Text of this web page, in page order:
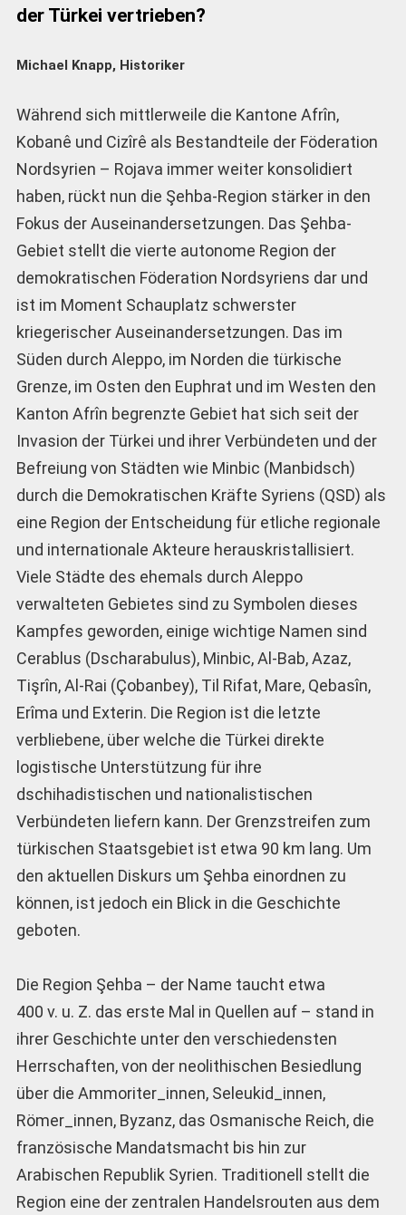
der Türkei vertrieben?
Michael Knapp, Historiker
Während sich mittlerweile die Kantone Afrîn,
Kobanê und Cizîrê als Bestandteile der Föderation
Nordsyrien – Rojava immer weiter konsolidiert
haben, rückt nun die Şehba-Region stärker in den
Fokus der Auseinandersetzungen. Das Şehba-
Gebiet stellt die vierte autonome Region der
demokratischen Föderation Nordsyriens dar und
ist im Moment Schauplatz schwerster
kriegerischer Auseinandersetzungen. Das im
Süden durch Aleppo, im Norden die türkische
Grenze, im Osten den Euphrat und im Westen den
Kanton Afrîn begrenzte Gebiet hat sich seit der
Invasion der Türkei und ihrer Verbündeten und der
Befreiung von Städten wie Minbic (Manbidsch)
durch die Demokratischen Kräfte Syriens (QSD) als
eine Region der Entscheidung für etliche regionale
und internationale Akteure herauskristallisiert.
Viele Städte des ehemals durch Aleppo
verwalteten Gebietes sind zu Symbolen dieses
Kampfes geworden, einige wichtige Namen sind
Cerablus (Dscharabulus), Minbic, Al-Bab, Azaz,
Tişrîn, Al-Rai (Çobanbey), Til Rifat, Mare, Qebasîn,
Erîma und Exterin. Die Region ist die letzte
verbliebene, über welche die Türkei direkte
logistische Unterstützung für ihre
dschihadistischen und nationalistischen
Verbündeten liefern kann. Der Grenzstreifen zum
türkischen Staatsgebiet ist etwa 90 km lang. Um
den aktuellen Diskurs um Şehba einordnen zu
können, ist jedoch ein Blick in die Geschichte
geboten.
Die Region Şehba – der Name taucht etwa
400 v. u. Z. das erste Mal in Quellen auf – stand in
ihrer Geschichte unter den verschiedensten
Herrschaften, von der neolithischen Besiedlung
über die Ammoriter_innen, Seleukid_innen,
Römer_innen, Byzanz, das Osmanische Reich, die
französische Mandatsmacht bis hin zur
Arabischen Republik Syrien. Traditionell stellt die
Region eine der zentralen Handelsrouten aus dem